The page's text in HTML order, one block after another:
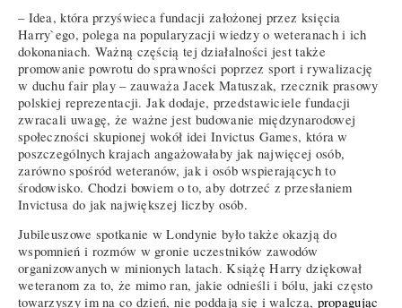
– Idea, która przyświeca fundacji założonej przez księcia
Harry`ego, polega na popularyzacji wiedzy o weteranach i ich
dokonaniach. Ważną częścią tej działalności jest także
promowanie powrotu do sprawności poprzez sport i rywalizację
w duchu fair play – zauważa Jacek Matuszak, rzecznik prasowy
polskiej reprezentacji. Jak dodaje, przedstawiciele fundacji
zwracali uwagę, że ważne jest budowanie międzynarodowej
społeczności skupionej wokół idei Invictus Games, która w
poszczególnych krajach angażowałaby jak najwięcej osób,
zarówno spośród weteranów, jak i osób wspierających to
środowisko. Chodzi bowiem o to, aby dotrzeć z przesłaniem
Invictusa do jak największej liczby osób.
Jubileuszowe spotkanie w Londynie było także okazją do
wspomnień i rozmów w gronie uczestników zawodów
organizowanych w minionych latach. Książę Harry dziękował
weteranom za to, że mimo ran, jakie odnieśli i bólu, jaki często
towarzyszy im na co dzień, nie poddają się i walczą, propagując